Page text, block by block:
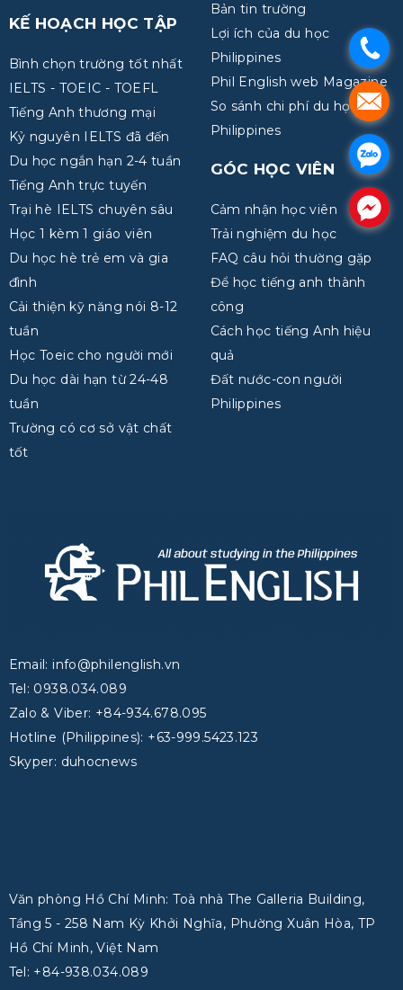
KẾ HOẠCH HỌC TẬP
Bình chọn trường tốt nhất
IELTS - TOEIC - TOEFL
Tiếng Anh thương mại
Kỷ nguyên IELTS đã đến
Du học ngắn hạn 2-4 tuần
Tiếng Anh trực tuyến
Trại hè IELTS chuyên sâu
Học 1 kèm 1 giáo viên
Du học hè trẻ em và gia
đình
Cải thiện kỹ năng nói 8-12
tuần
Học Toeic cho người mới
Du học dài hạn từ 24-48
tuần
Trường có cơ sở vật chất
tốt
Bản tin trường
Lợi ích của du học
Philippines
Phil English web Magazine
So sánh chi phí du học
Philippines
GÓC HỌC VIÊN
Cảm nhận học viên
Trải nghiệm du học
FAQ câu hỏi thường gặp
Để học tiếng anh thành
công
Cách học tiếng Anh hiệu
quả
Đất nước-con người
Philippines
Email: info@philenglish.vn
Tel: 0938.034.089
Zalo & Viber: +84-934.678.095
Hotline (Philippines): +63-999.5423.123
Skyper: duhocnews
Văn phòng Hồ Chí Minh: Toà nhà The Galleria Building,
Tầng 5 - 258 Nam Kỳ Khởi Nghĩa, Phường Xuân Hòa, TP
Hồ Chí Minh, Việt Nam
Tel: +84-938.034.089
.
.
.
.